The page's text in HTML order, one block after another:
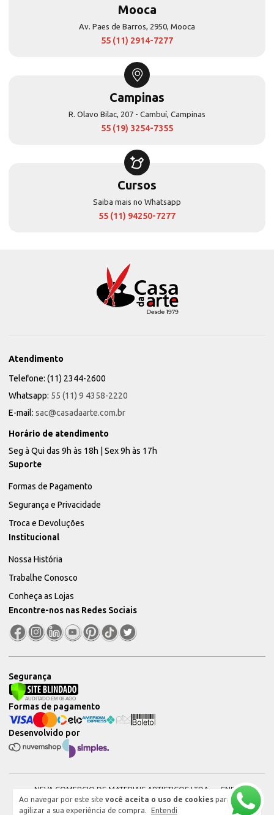
Ao navegar por este site você aceita o uso de cookies para
agilizar a sua experiência de compra.
Entendi
Mooca
Av. Paes de Barros, 2950, Mooca
55 (11) 2914-7277
Campinas
R. Olavo Bilac, 207 - Cambuí, Campinas
55 (19) 3254-7355
Cursos
Saiba mais no Whatsapp
55 (11) 94250-7277
Atendimento
Telefone: (11) 2344-2600
Whatsapp: 55 (11) 9 4358-2220
E-mail: sac@casadaarte.com.br
Horário de atendimento
Seg à Qui das 9h às 18h | Sex 9h às 17h
Suporte
Formas de Pagamento
Segurança e Privacidade
Troca e Devoluções
Institucional
Nossa História
Trabalhe Conosco
Conheça as Lojas
Encontre-nos nas Redes Sociais
Segurança
Desenvolvido por
Formas de pagamento
NEVA COMERCIO DE MATERIAIS ARTISTICOS LTDA — CNPJ:
51604544000101 © 2026. Todos os direitos reservados.